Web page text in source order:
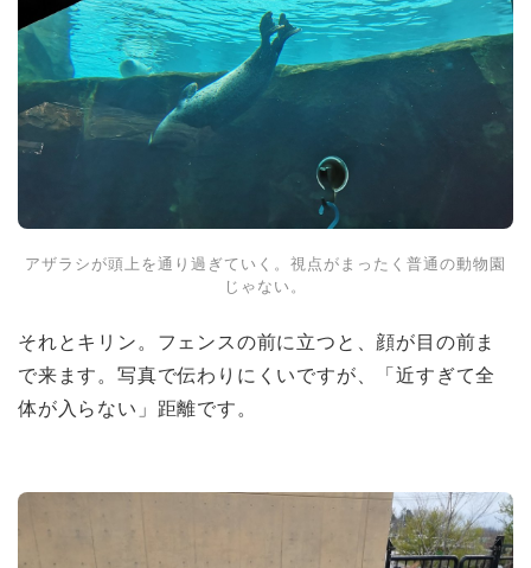
アザラシが頭上を通り過ぎていく。視点がまったく普通の動物園
じゃない。
それとキリン。フェンスの前に立つと、顔が目の前ま
で来ます。写真で伝わりにくいですが、「近すぎて全
体が入らない」距離です。